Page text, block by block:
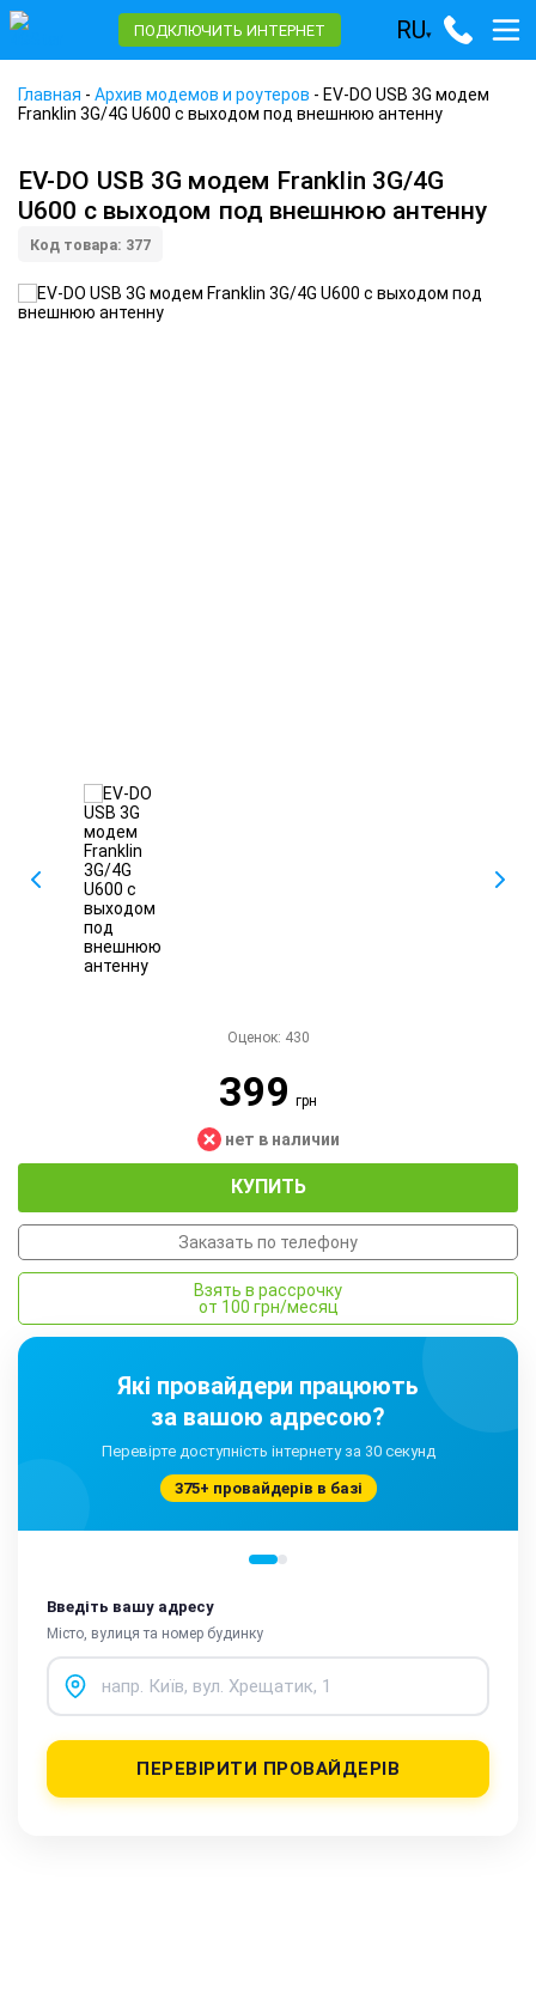
ПОДКЛЮЧИТЬ ИНТЕРНЕТ RU▾
Главная - Архив модемов и роутеров - EV-DO USB 3G модем
Franklin 3G/4G U600 с выходом под внешнюю антенну
EV-DO USB 3G модем Franklin 3G/4G
U600 с выходом под внешнюю антенну
Код товара: 377
Оценок: 430
399грн
нет в наличии
КУПИТЬ
Заказать по телефону
Взять в рассрочку
от 100 грн/месяц
Які провайдери працюють
за вашою адресою?
Перевірте доступність інтернету за 30 секунд
375+ провайдерів в базі
Введіть вашу адресу
Місто, вулиця та номер будинку
ПЕРЕВІРИТИ ПРОВАЙДЕРІВ